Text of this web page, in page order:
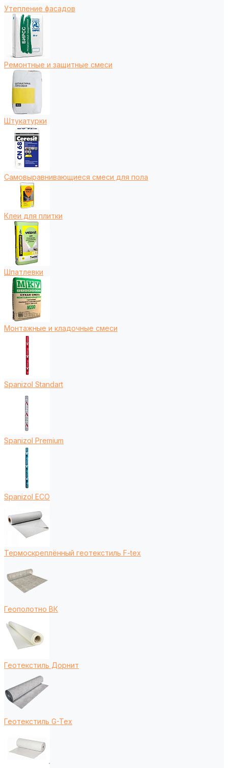
Утепление фасадов
Ремонтные и защитные смеси
Штукатурки
Самовыравнивающиеся смеси для пола
Клеи для плитки
Шпатлевки
Монтажные и кладочные смеси
Spanizol Standart
Spanizol Premium
Spanizol ECO
Термоскреплённый геотекстиль F-tex
Геополотно ВК
Геотекстиль Дорнит
Геотекстиль G-Tex